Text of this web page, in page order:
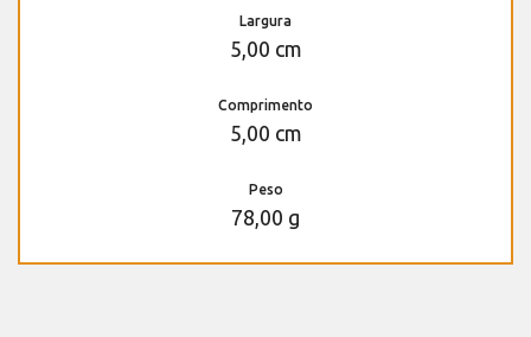
Largura
5,00 cm
Comprimento
5,00 cm
Peso
78,00 g